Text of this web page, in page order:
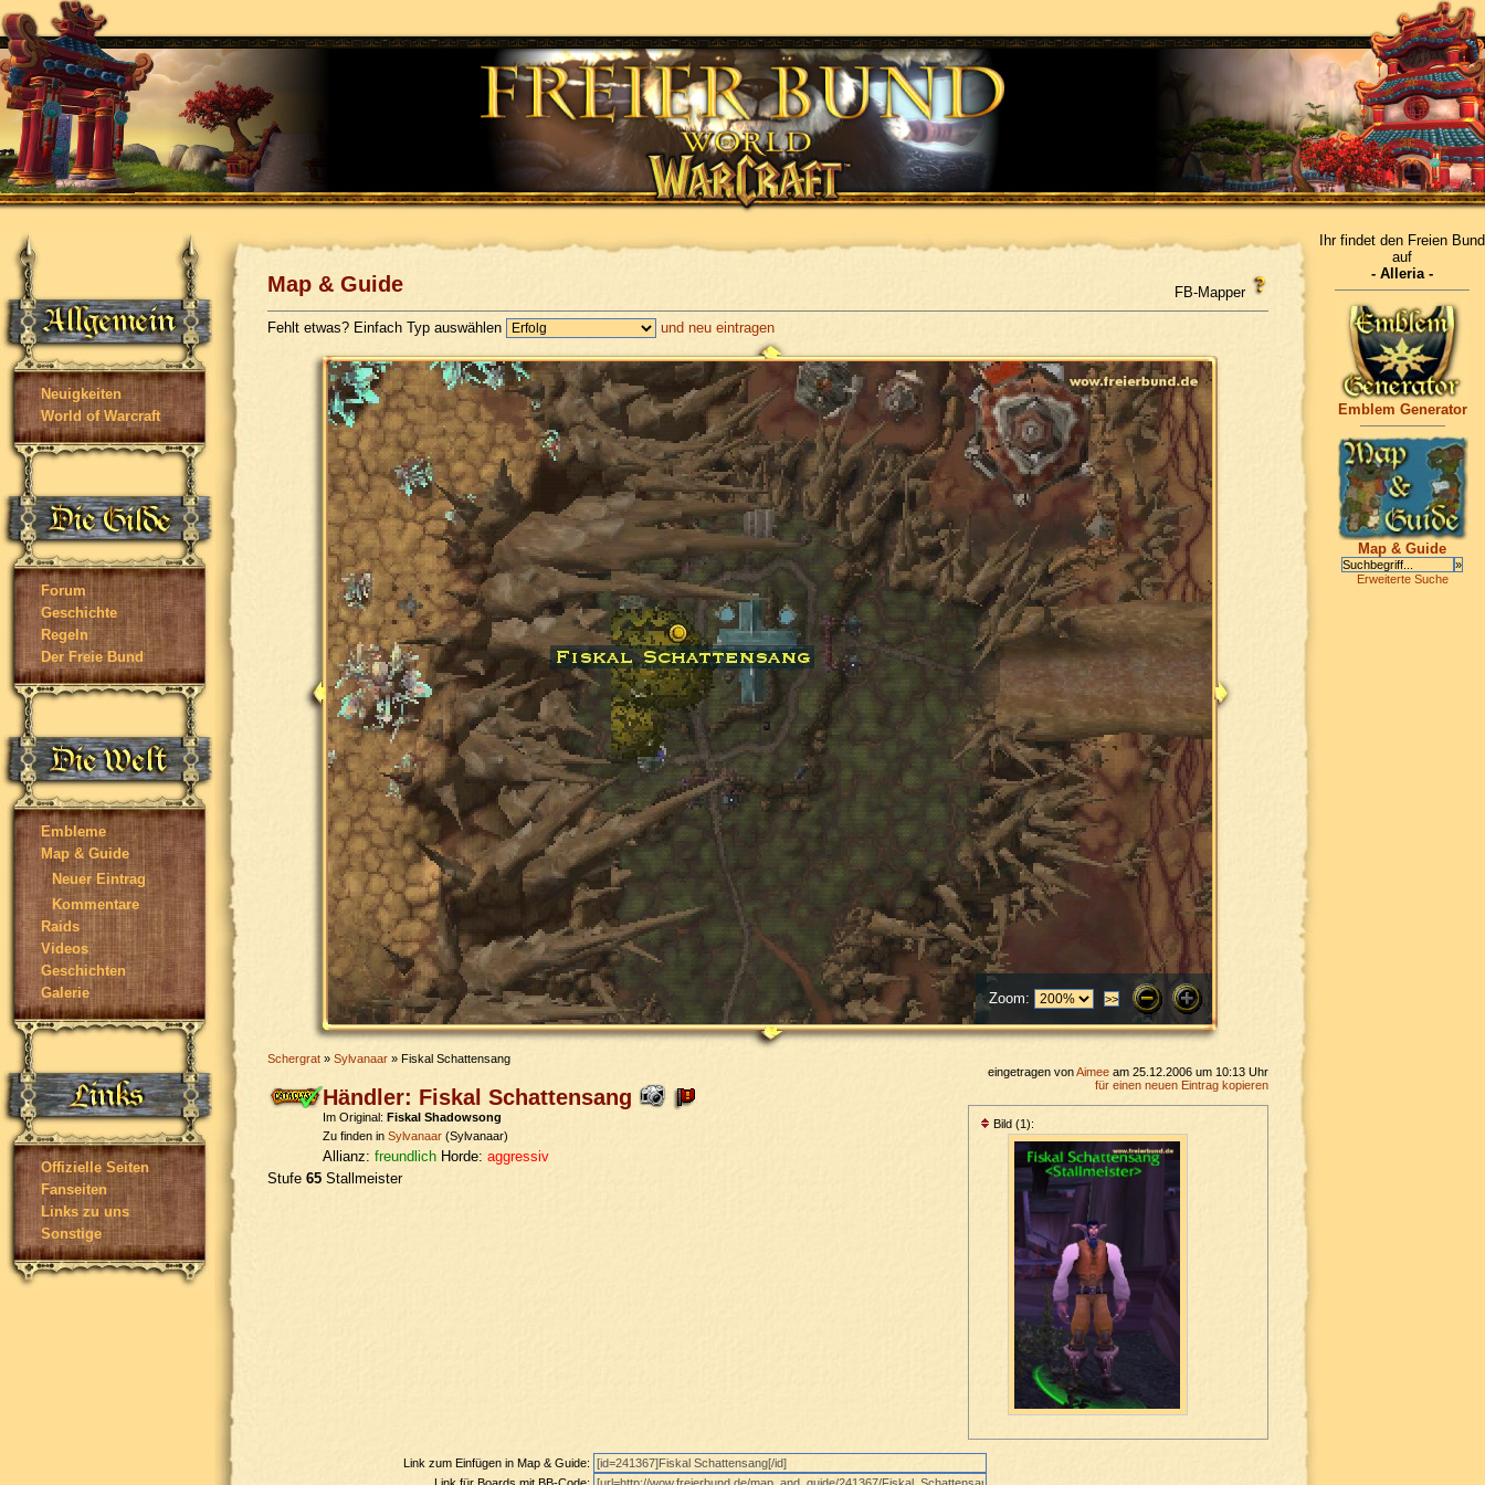
Neuigkeiten
World of Warcraft
Forum
Geschichte
Regeln
Der Freie Bund
Embleme
Map & Guide
Neuer Eintrag
Kommentare
Raids
Videos
Geschichten
Galerie
Offizielle Seiten
Fanseiten
Links zu uns
Sonstige
Map & Guide FB-Mapper
Fehlt etwas? Einfach Typ auswählen und neu eintragen
Zoom:
Schergrat » Sylvanaar » Fiskal Schattensang
eingetragen vonAimee am 25.12.2006 um 10:13 Uhr
für einen neuen Eintrag kopieren
Bild (1):
Händler: Fiskal Schattensang
Im Original: Fiskal Shadowsong
Zu finden in Sylvanaar (Sylvanaar)
Allianz: freundlich Horde: aggressiv
Stufe 65 Stallmeister
Link zum Einfügen in Map & Guide:
Ihr findet den Freien Bund
auf
- Alleria -
Emblem Generator
Map & Guide
Erweiterte Suche